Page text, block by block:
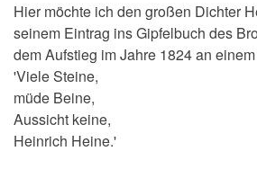
Hier möchte ich den großen Dichter
seinem Eintrag ins Gipfelbuch des
dem Aufstieg im Jahre 1824 an
'Viele Steine,
müde Beine,
Aussicht keine,
Heinrich Heine.'